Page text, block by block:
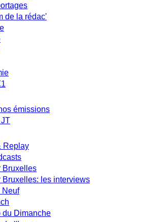
de la rédac'
émissions
Replay
Bruxelles
Bruxelles: les interviews
Neuf
du Dimanche